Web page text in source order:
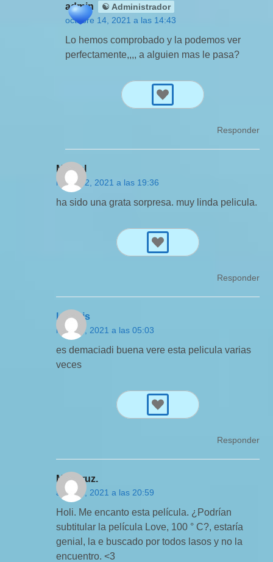
admin
☯ Administrador
octubre 14, 2021 a las 14:43
Lo hemos comprobado y la podemos ver
perfectamente,,,, a alguien mas le pasa?
Responder
Miguel
mayo 12, 2021 a las 19:36
ha sido una grata sorpresa. muy linda pelicula.
Responder
louanis
mayo 3, 2021 a las 05:03
es demaciadi buena vere esta pelicula varias
veces
Responder
Maricruz.
abril 12, 2021 a las 20:59
Holi. Me encanto esta película. ¿Podrían
subtitular la película Love, 100 ° C?, estaría
genial, la e buscado por todos lasos y no la
encuentro. <3